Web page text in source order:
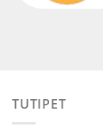
TUTIPET